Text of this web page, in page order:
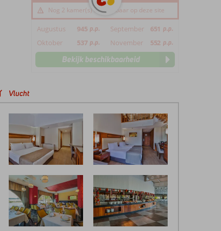
Nog 2 kamer(s) beschikbaar op deze site
Augustus 945 p.p. September 651 p.p.
Oktober 537 p.p. November 552 p.p.
Bekijk beschikbaarheid
Vlucht